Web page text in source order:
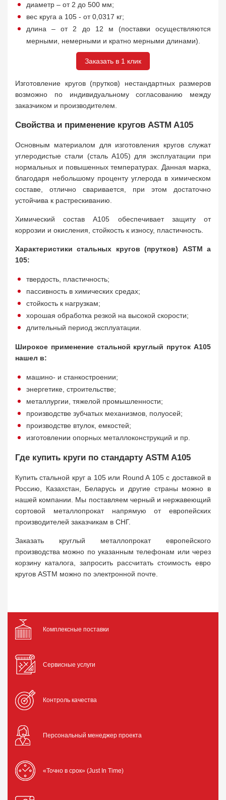
диаметр – от 2 до 500 мм;
вес круга а 105 - от 0,0317 кг;
длина – от 2 до 12 м (поставки осуществляются
мерными, немерными и кратно мерными длинами).
Заказать в 1 клик
Изготовление кругов (прутков) нестандартных размеров
возможно по индивидуальному согласованию между
заказчиком и производителем.
Свойства и применение кругов ASTM A105
Основным материалом для изготовления кругов служат
углеродистые стали (сталь A105) для эксплуатации при
нормальных и повышенных температурах. Данная марка,
благодаря небольшому проценту углерода в химическом
составе, отлично сваривается, при этом достаточно
устойчива к растрескиванию.
Химический состав А105 обеспечивает защиту от
коррозии и окисления, стойкость к износу, пластичность.
Характеристики стальных кругов (прутков) ASTM a
105:
твердость, пластичность;
пассивность в химических средах;
стойкость к нагрузкам;
хорошая обработка резкой на высокой скорости;
длительный период эксплуатации.
Широкое применение стальной круглый пруток A105
нашел в:
машино- и станкостроении;
энергетике, строительстве;
металлургии, тяжелой промышленности;
производстве зубчатых механизмов, полуосей;
производстве втулок, емкостей;
изготовлении опорных металлоконструкций и пр.
Где купить круги по стандарту ASTM A105
Купить стальной круг а 105 или Round A 105 с доставкой в
Россию, Казахстан, Беларусь и другие страны можно в
нашей компании. Мы поставляем черный и нержавеющий
сортовой металлопрокат напрямую от европейских
производителей заказчикам в СНГ.
Заказать круглый металлопрокат европейского
производства можно по указанным телефонам или через
корзину каталога, запросить рассчитать стоимость евро
кругов ASTM можно по электронной почте.
Комплексные поставки
Сервисные услуги
Контроль качества
Персональный менеджер проекта
«Точно в срок» (Just In Time)